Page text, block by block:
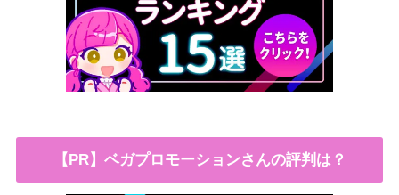
【PR】ベガプロモーションさんの評判は？